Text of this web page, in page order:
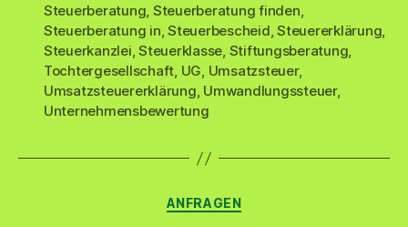
Steuerberatung, Steuerberatung finden,
Steuerberatung in,Steuerbescheid,Steuererklärung,
Steuerkanzlei,Steuerklasse, Stiftungsberatung,
Tochtergesellschaft, UG, Umsatzsteuer,
Umsatzsteuererklärung, Umwandlungssteuer,
Unternehmensbewertung
Kategorien
ANFRAGEN